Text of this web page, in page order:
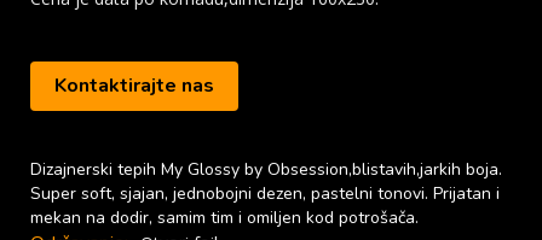
Kontaktirajte nas
Dizajnerski tepih My Glossy by Obsession,blistavih,jarkih boja.
Super soft, sjajan, jednobojni dezen, pastelni tonovi. Prijatan i
mekan na dodir, samim tim i omiljen kod potrošača.